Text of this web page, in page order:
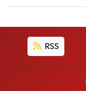
RSS